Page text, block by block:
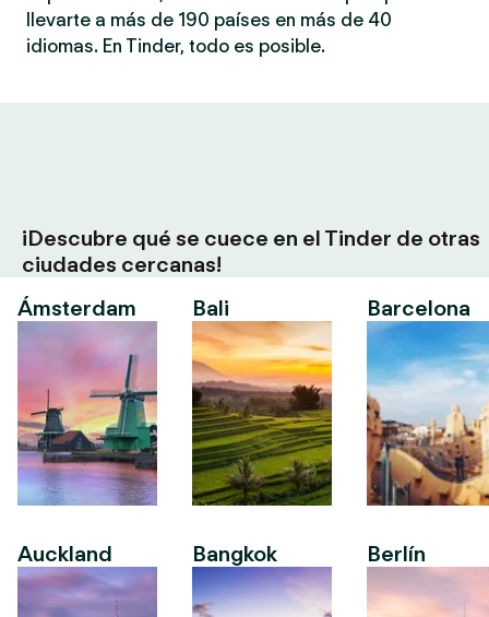
llevarte a más de 190 países en más de 40
idiomas. En Tinder, todo es posible.
¡Descubre qué se cuece en el Tinder de otras
ciudades cercanas!
Ámsterdam
Auckland
Bali
Bangkok
Barcelona
Berlín